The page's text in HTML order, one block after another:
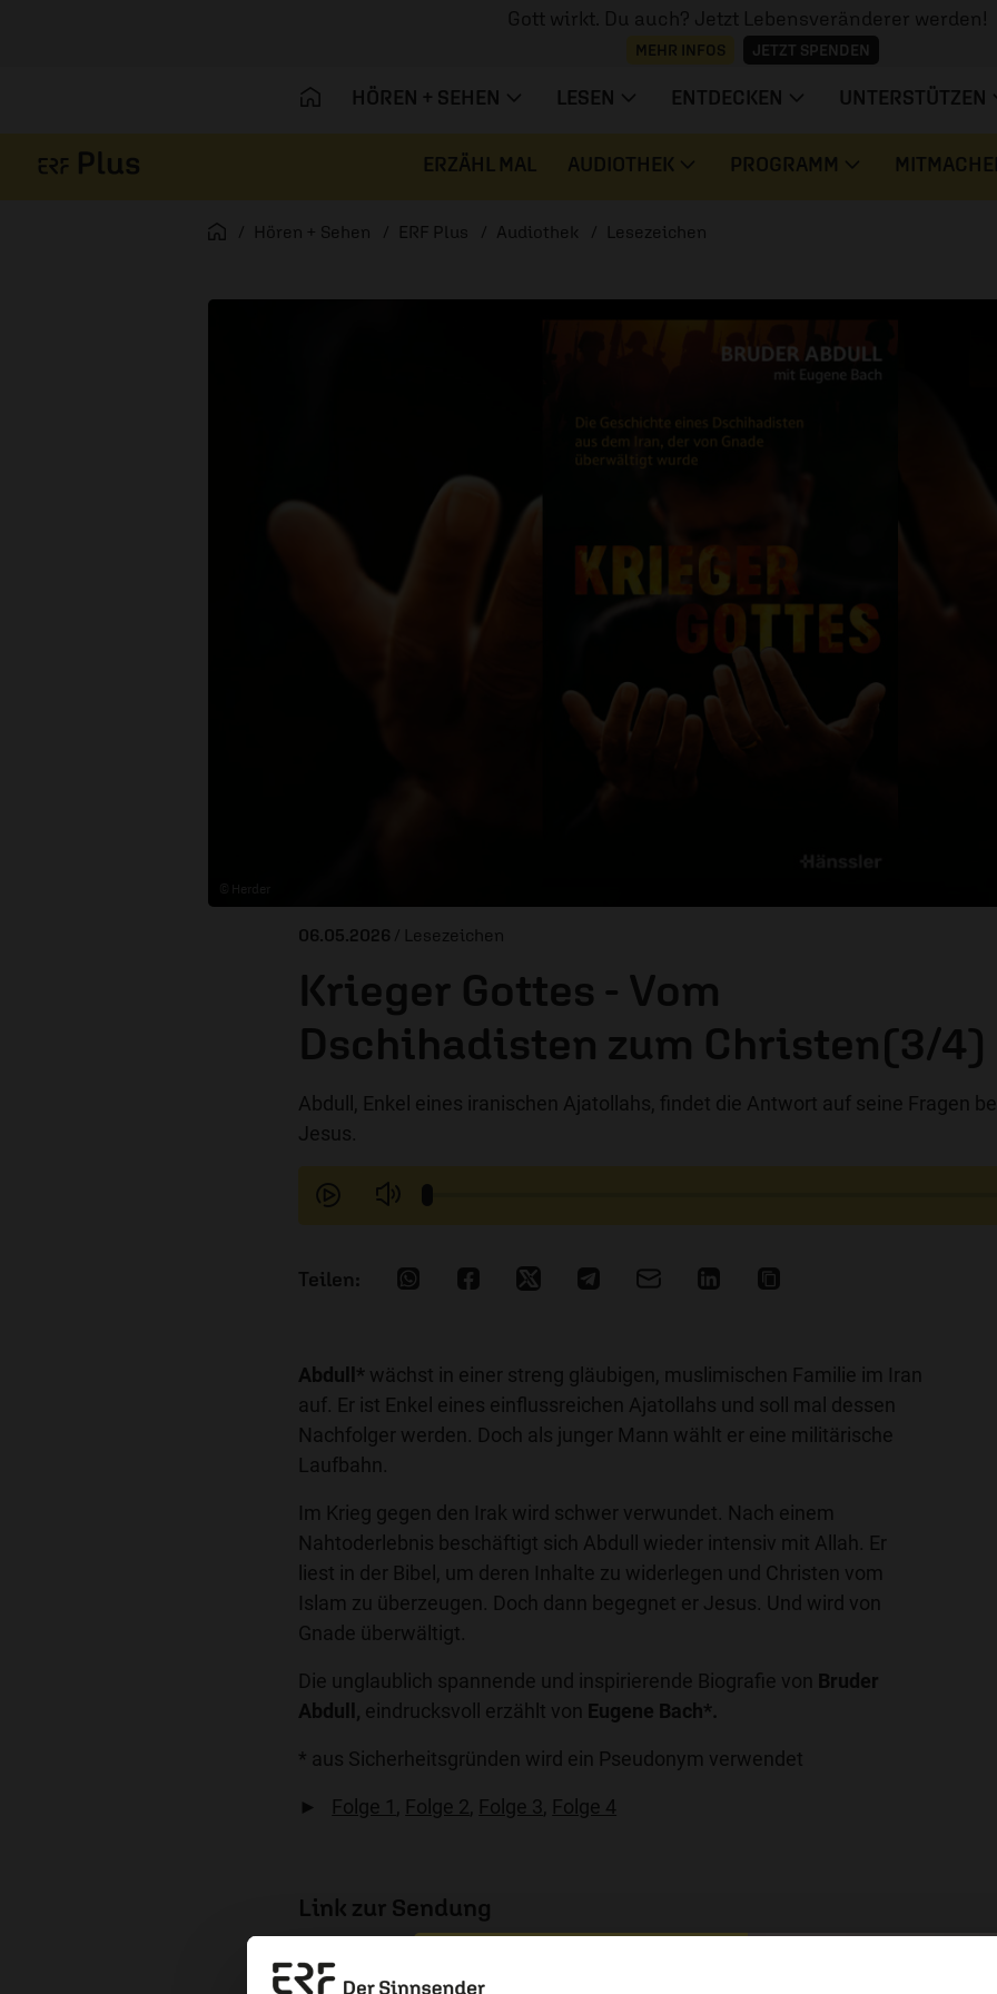
Gott wirkt. Du auch? Jetzt Lebensveränderer werden!
MEHR INFOS JETZT SPENDEN
HÖREN + SEHEN LESEN ENTDECKEN UNTERSTÜTZEN
ERZÄHL MAL AUDIOTHEK PROGRAMM
Startseite
Hören + Sehen ERF Plus Audiothek Lesezeichen
06.05.2026 / Lesezeichen
Krieger Gottes - Vom
Dschihadisten zum Christen(3/4)
Abdull, Enkel eines iranischen Ajatollahs, findet die Antwort auf seine Fragen
Jesus.
Abdull* wächst in einer streng gläubigen, muslimischen Familie im Iran
auf. Er ist Enkel eines einflussreichen Ajatollahs und soll mal dessen
Nachfolger werden. Doch als junger Mann wählt er eine militärische
Laufbahn.
Im Krieg gegen den Irak wird schwer verwundet. Nach einem
Nahtoderlebnis beschäftigt sich Abdull wieder intensiv mit Allah. Er
liest in der Bibel, um deren Inhalte zu widerlegen und Christen vom
Islam zu überzeugen. Doch dann begegnet er Jesus. Und wird von
Gnade überwältigt.
Die unglaublich spannende und inspirierende Biografie von Bruder
Abdull, eindrucksvoll erzählt von Eugene Bach*.
* aus Sicherheitsgründen wird ein Pseudonym verwendet
► Folge 1 Folge 2 Folge 3 Folge 4
Link zur Sendung